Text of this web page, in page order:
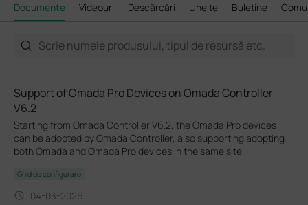
Documente Videouri Descărcări Unelte Buletine
Support of Omada Pro Devices on Omada Controller
V6.2
Starting from Omada Controller V6.2, the Omada Pro devices
can be adopted by Omada Controller, also supporting adopting
both Omada and Omada Pro devices in the same site.
Ghid de configurare
04-03-2026